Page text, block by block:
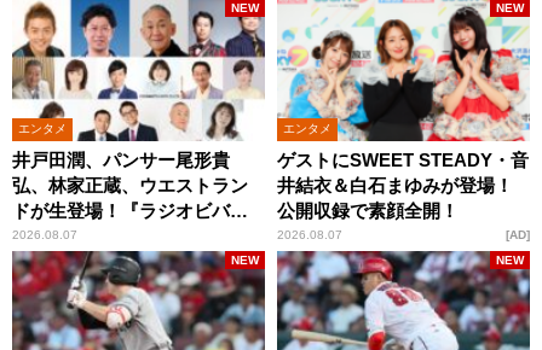
エンタメ
井戸田潤、パンサー尾形貴
弘、林家正蔵、ウエストラン
ドが生登場！『ラジオビバリ
ー昼ズ』
2026.08.07
NEW
エンタメ
ゲストにSWEET STEADY・音
井結衣＆白石まゆみが登場！
公開収録で素顔全開！
2026.08.07
NEW
AD
NEW NEW